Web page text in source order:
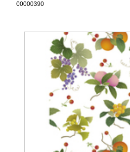
00000390